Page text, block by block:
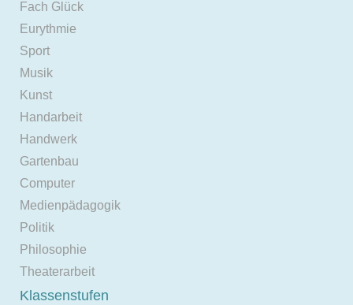
Fach Glück
Eurythmie
Sport
Musik
Kunst
Handarbeit
Handwerk
Gartenbau
Computer
Medienpädagogik
Politik
Philosophie
Theaterarbeit
Klassenstufen